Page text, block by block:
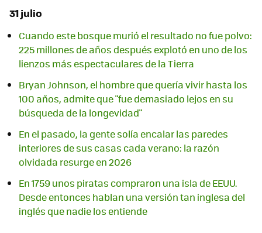
31 julio
Cuando este bosque murió el resultado no fue polvo:
225 millones de años después explotó en uno de los
lienzos más espectaculares de la Tierra
Bryan Johnson, el hombre que quería vivir hasta los
100 años, admite que "fue demasiado lejos en su
búsqueda de la longevidad"
En el pasado, la gente solía encalar las paredes
interiores de sus casas cada verano: la razón
olvidada resurge en 2026
En 1759 unos piratas compraron una isla de EEUU.
Desde entonces hablan una versión tan inglesa del
inglés que nadie los entiende